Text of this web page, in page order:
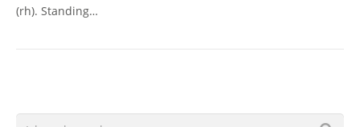
(rh). Standing…